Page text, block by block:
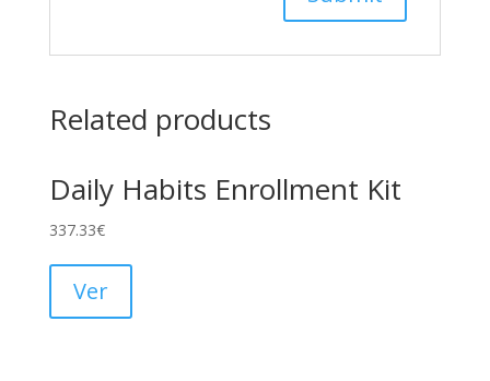
Related products
Daily Habits Enrollment Kit
337.33€
Ver